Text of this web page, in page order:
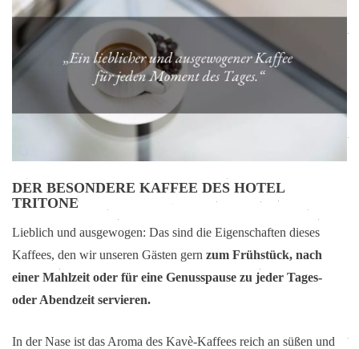
DER BESONDERE KAFFEE DES HOTEL
TRITONE
Lieblich und ausgewogen: Das sind die Eigenschaften dieses
Kaffees, den wir unseren Gästen gern zum Frühstück, nach
einer Mahlzeit oder für eine Genusspause zu jeder Tages-
oder Abendzeit servieren.
In der Nase ist das Aroma des Kavè-Kaffees reich an süßen und